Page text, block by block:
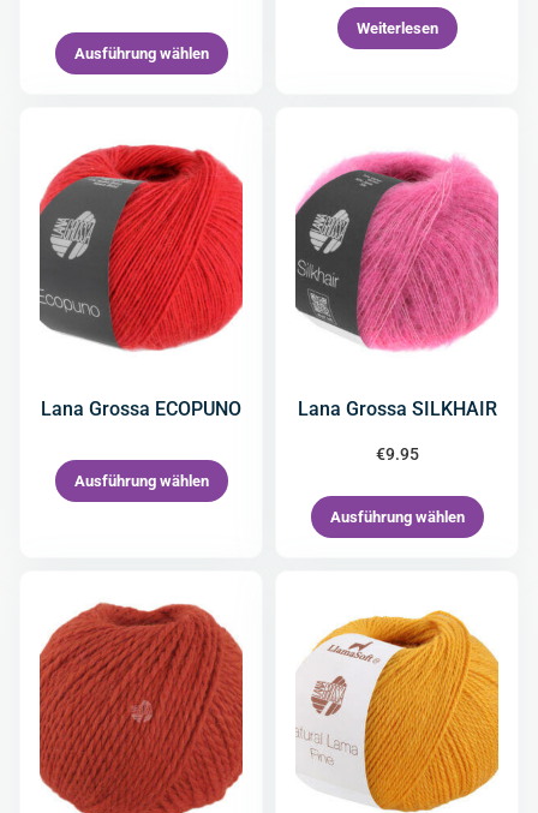
Ausführung wählen
Weiterlesen
Lana Grossa ECOPUNO
Ausführung wählen
Lana Grossa SILKHAIR
€9.95
Ausführung wählen